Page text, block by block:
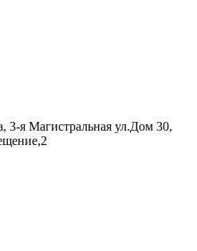
3-я Магистральная ул.Дом 30,